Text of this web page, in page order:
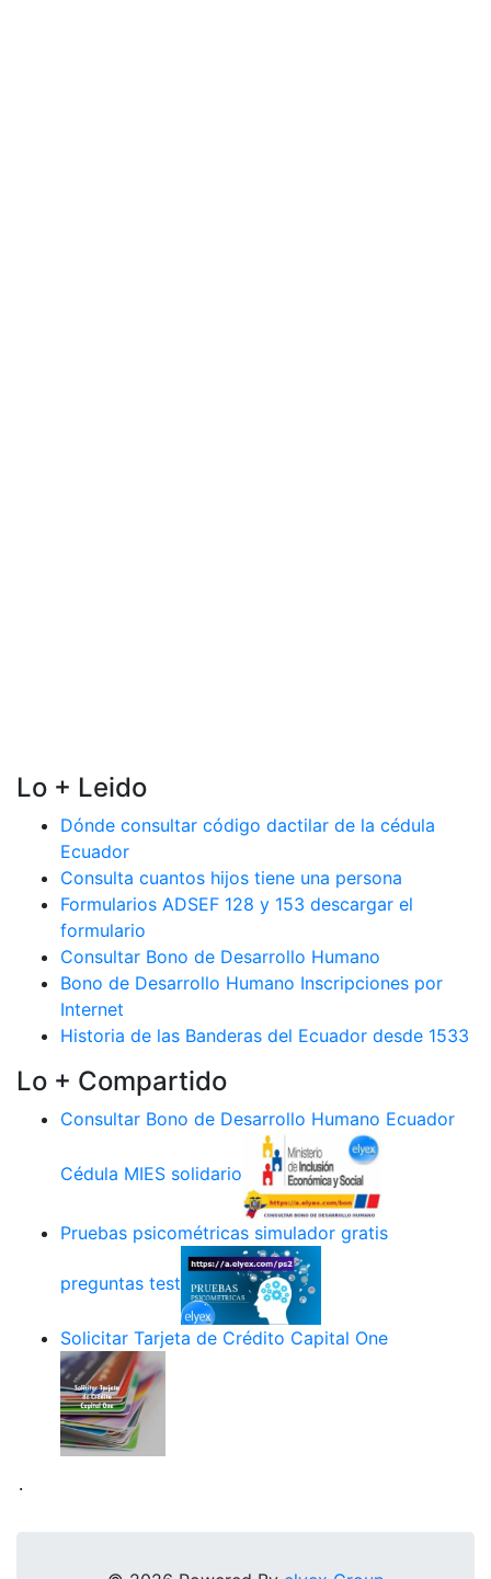
Lo + Leido
Dónde consultar código dactilar de la cédula
Ecuador
Consulta cuantos hijos tiene una persona
Formularios ADSEF 128 y 153 descargar el
formulario
Consultar Bono de Desarrollo Humano
Bono de Desarrollo Humano Inscripciones por
Internet
Historia de las Banderas del Ecuador desde 1533
Lo + Compartido
Consultar Bono de Desarrollo Humano Ecuador
Cédula MIES solidario
Pruebas psicométricas simulador gratis
preguntas test
Solicitar Tarjeta de Crédito Capital One
.